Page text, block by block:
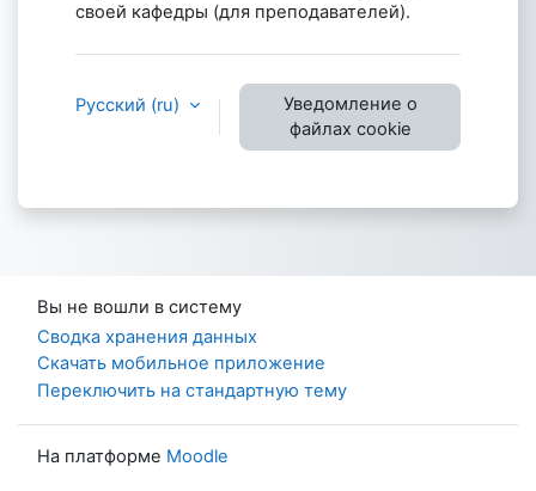
своей кафедры (для преподавателей).
Русский ‎(ru)‎
Уведомление о
файлах cookie
Вы не вошли в систему
Сводка хранения данных
Скачать мобильное приложение
Переключить на стандартную тему
На платформе Moodle